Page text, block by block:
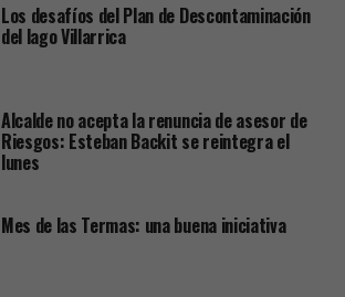
Los desafíos del Plan de Descontaminación
del lago Villarrica
Alcalde no acepta la renuncia de asesor de
Riesgos: Esteban Backit se reintegra el
lunes
Mes de las Termas: una buena iniciativa